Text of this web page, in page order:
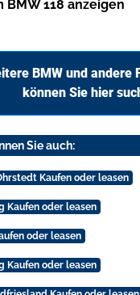
BMW 118 anzeigen
BMW und andere
können Sie hier
Sie auch:
Kaufen oder leasen
Kaufen oder leasen
oder leasen
Kaufen oder leasen